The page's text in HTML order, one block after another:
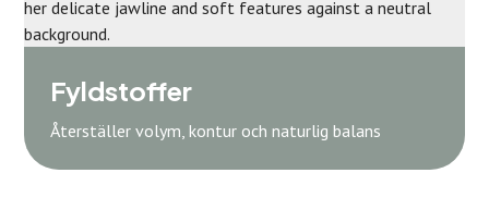
Fyldstoffer
Återställer volym, kontur och naturlig balans